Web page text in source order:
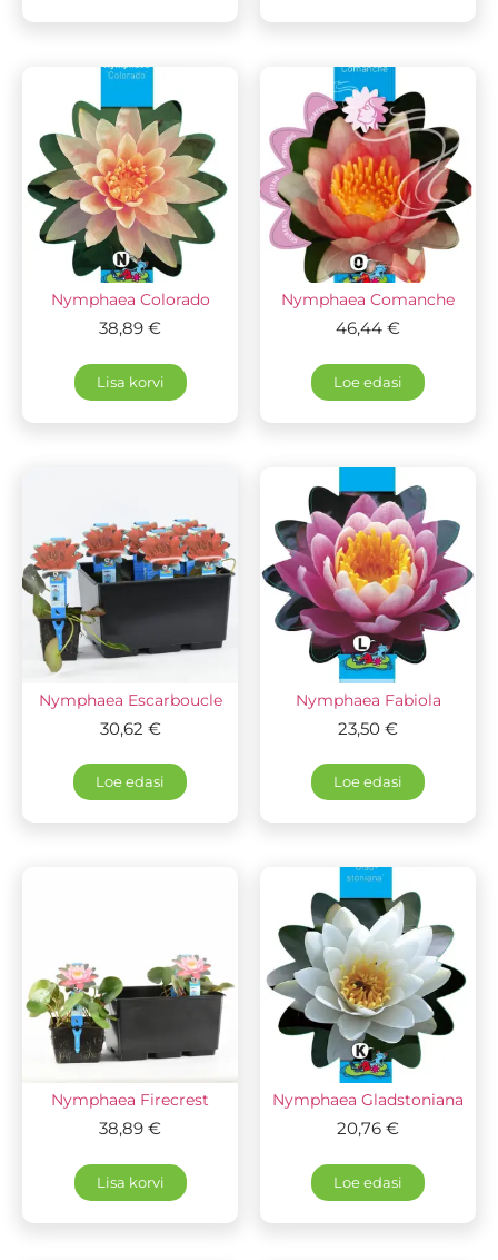
Nymphaea Colorado
38,89 €
Lisa korvi
Nymphaea Comanche
46,44 €
Loe edasi
Nymphaea Escarboucle
30,62 €
Loe edasi
Nymphaea Fabiola
23,50 €
Loe edasi
Nymphaea Firecrest
38,89 €
Lisa korvi
Nymphaea Gladstoniana
20,76 €
Loe edasi